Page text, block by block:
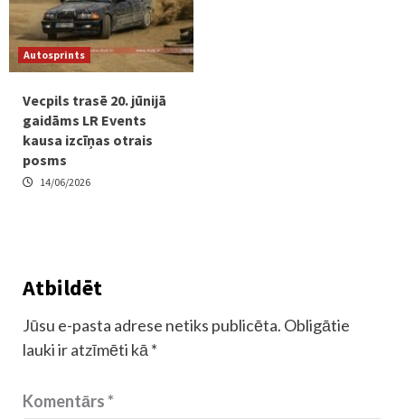
Autosprints
Vecpils trasē 20. jūnijā
gaidāms LR Events
kausa izcīņas otrais
posms
14/06/2026
Atbildēt
Jūsu e-pasta adrese netiks publicēta. Obligātie
lauki ir atzīmēti kā *
Komentārs*